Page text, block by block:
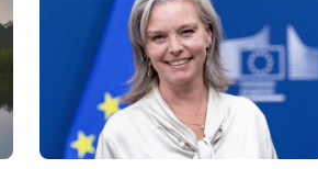
de ‘koolstoftaks’. Zal ETS
versoepeld worden? Als het aan
wetenschappers ligt, is dat een
grove fout.